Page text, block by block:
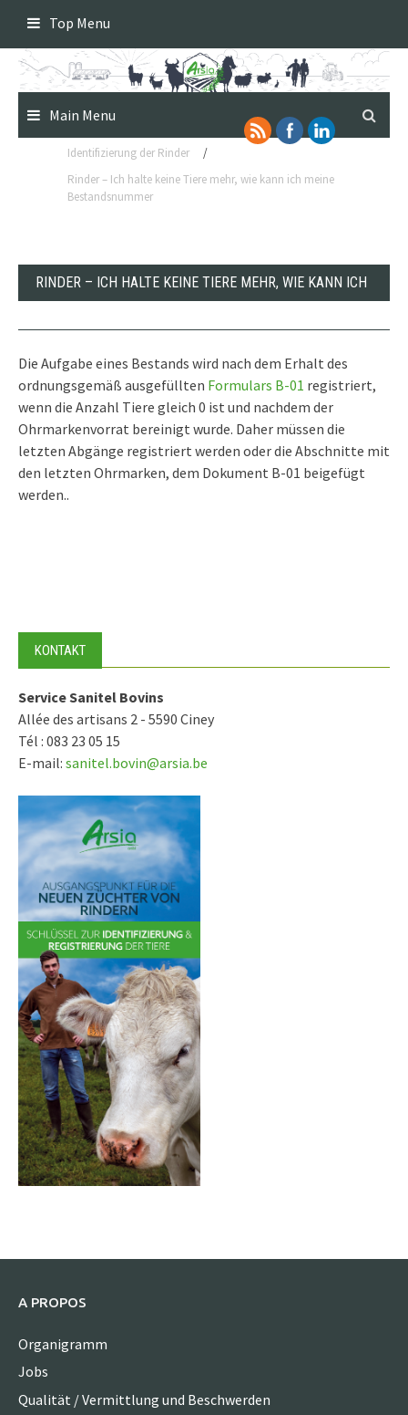
content
Top Menu
Main Menu
Identifizierung der Rinder
/
Rinder – Ich halte keine Tiere mehr, wie kann ich meine
Bestandsnummer
RINDER – ICH HALTE KEINE TIERE MEHR, WIE KANN ICH
Die Aufgabe eines Bestands wird nach dem Erhalt des
ordnungsgemäß ausgefüllten Formulars B-01 registriert,
wenn die Anzahl Tiere gleich 0 ist und nachdem der
Ohrmarkenvorrat bereinigt wurde. Daher müssen die
letzten Abgänge registriert werden oder die Abschnitte mit
den letzten Ohrmarken, dem Dokument B-01 beigefügt
werden..
KONTAKT
Service Sanitel Bovins
Allée des artisans 2 - 5590 Ciney
Tél : 083 23 05 15
E-mail: sanitel.bovin@arsia.be
A PROPOS
Organigramm
Jobs
Qualität / Vermittlung und Beschwerden